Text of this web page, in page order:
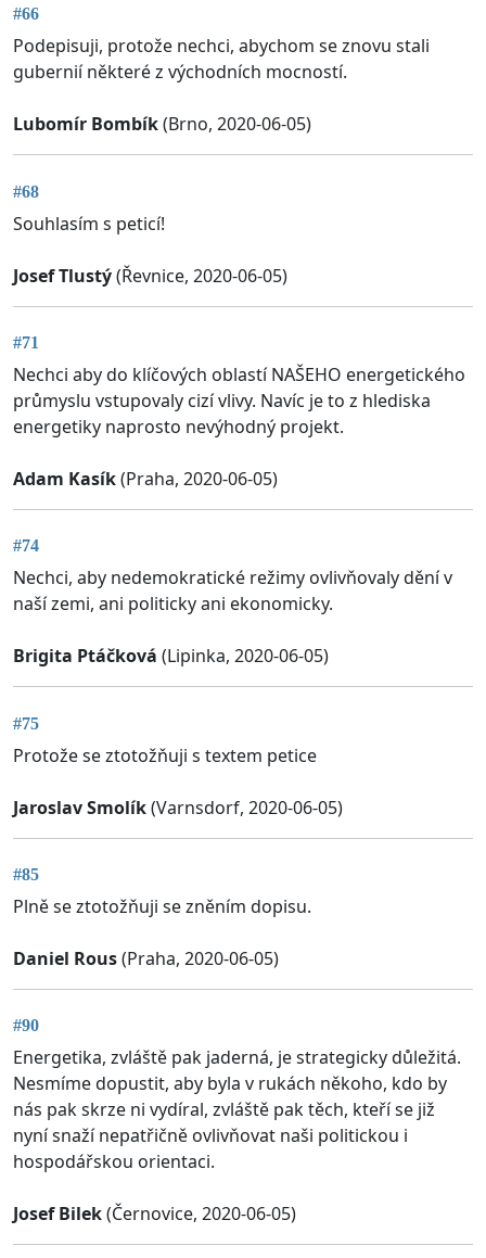
#66
Podepisuji, protože nechci, abychom se znovu stali
gubernií některé z východních mocností.
Lubomír Bombík(Brno, 2020-06-05)
#68
Souhlasím s peticí!
Josef Tlustý(Řevnice, 2020-06-05)
#71
Nechci aby do klíčových oblastí NAŠEHO energetického
průmyslu vstupovaly cizí vlivy. Navíc je to z hlediska
energetiky naprosto nevýhodný projekt.
Adam Kasík(Praha, 2020-06-05)
#74
Nechci, aby nedemokratické režimy ovlivňovaly dění v
naší zemi, ani politicky ani ekonomicky.
Brigita Ptáčková (Lipinka, 2020-06-05)
#75
Protože se ztotožňuji s textem petice
Jaroslav Smolík(Varnsdorf, 2020-06-05)
#85
Plně se ztotožňuji se zněním dopisu.
Daniel Rous(Praha, 2020-06-05)
#90
Energetika, zvláště pak jaderná, je strategicky důležitá.
Nesmíme dopustit, aby byla v rukách někoho, kdo by
nás pak skrze ni vydíral, zvláště pak těch, kteří se již
nyní snaží nepatřičně ovlivňovat naši politickou i
hospodářskou orientaci.
Josef Bilek(Černovice, 2020-06-05)